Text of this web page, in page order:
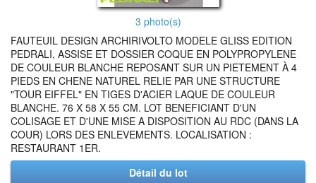
3 photo(s)
FAUTEUIL DESIGN ARCHIRIVOLTO MODELE GLISS EDITION
PEDRALI, ASSISE ET DOSSIER COQUE EN POLYPROPYLENE
DE COULEUR BLANCHE REPOSANT SUR UN PIETEMENT À 4
PIEDS EN CHENE NATUREL RELIE PAR UNE STRUCTURE
"TOUR EIFFEL" EN TIGES D'ACIER LAQUE DE COULEUR
BLANCHE. 76 X 58 X 55 CM. LOT BENEFICIANT D'UN
COLISAGE ET D'UNE MISE A DISPOSITION AU RDC (DANS LA
COUR) LORS DES ENLEVEMENTS. LOCALISATION :
RESTAURANT 1ER.
Détail du lot